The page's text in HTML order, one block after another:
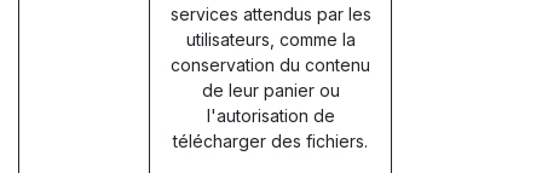
services attendus par les
utilisateurs, comme la
conservation du contenu
de leur panier ou
l'autorisation de
télécharger des fichiers.